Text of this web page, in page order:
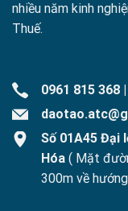
nhiều năm kinh
Thuế.
0961 815 368 |
Số 01A45 Đại
Hóa ( Mặt
300m về